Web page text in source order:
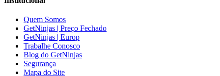
Quem Somos
GetNinjas | Preço Fechado
GetNinjas | Europ
Trabalhe Conosco
Blog do GetNinjas
Segurança
Mapa do Site